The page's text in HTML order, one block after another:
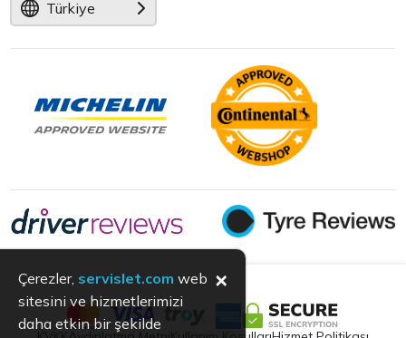
Türkiye
Çerezler, servislet.com web
sitesini ve hizmetlerimizi
daha etkin bir şekilde
×